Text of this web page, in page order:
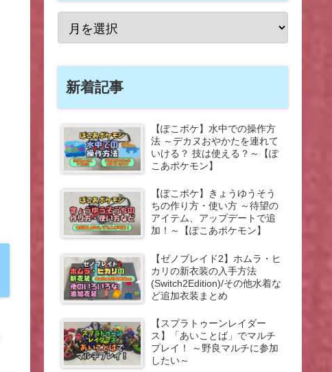
新着記事
【ぽこポケ】水中での操作方
法 ～デカヌおやかたを連れて
いける？ 技は使える？～【ぽ
こあポケモン】
【ぽこポケ】きょうゆうそう
ちの作り方・使い方 ～待望の
アイテム、アップデートで追
加！～【ぽこあポケモン】
【ゼノブレイド2】ホムラ・ヒ
カリの新衣装の入手方法
(Switch2Edition)/その他水着な
ど追加衣装まとめ
【スプラトゥーンレイダー
ス】「あいことば」でマルチ
プレイ！ ～野良マルチに参加
したい～